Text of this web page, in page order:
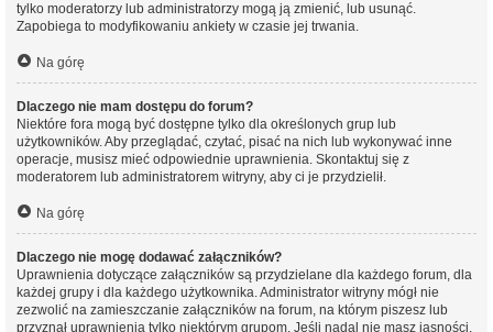
tylko moderatorzy lub administratorzy mogą ją zmienić, lub usunąć.
Zapobiega to modyfikowaniu ankiety w czasie jej trwania.
Na górę
Dlaczego nie mam dostępu do forum?
Niektóre fora mogą być dostępne tylko dla określonych grup lub
użytkowników. Aby przeglądać, czytać, pisać na nich lub wykonywać inne
operacje, musisz mieć odpowiednie uprawnienia. Skontaktuj się z
moderatorem lub administratorem witryny, aby ci je przydzielił.
Na górę
Dlaczego nie mogę dodawać załączników?
Uprawnienia dotyczące załączników są przydzielane dla każdego forum, dla
każdej grupy i dla każdego użytkownika. Administrator witryny mógł nie
zezwolić na zamieszczanie załączników na forum, na którym piszesz lub
przyznał uprawnienia tylko niektórym grupom. Jeśli nadal nie masz jasności,